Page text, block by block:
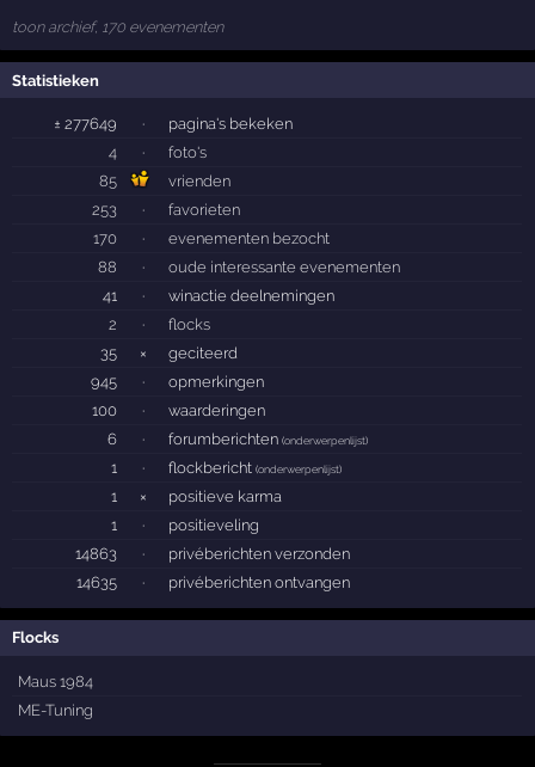
toon archief, 170 evenementen
Statistieken
± 277649 ·
pagina's bekeken
4
·
foto's
85
vrienden
253
·
favorieten
170
·
evenementen bezocht
88
·
oude interessante evenementen
41
·
winactie deelnemingen
2
·
flocks
35
×
geciteerd
945
·
opmerkingen
100
·
waarderingen
6
· forumberichten(onderwerpenlijst)
1 · flockbericht(onderwerpenlijst)
1 ×
positieve karma
1
·
positieveling
14863
·
privéberichten verzonden
14635
· privéberichten ontvangen
Flocks
Maus 1984
ME-Tuning